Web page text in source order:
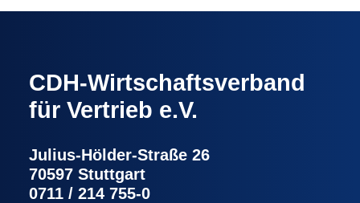
CDH-Wirtschaftsverband
für Vertrieb e.V.
Julius-Hölder-Straße 26
70597 Stuttgart
0711 / 214 755-0